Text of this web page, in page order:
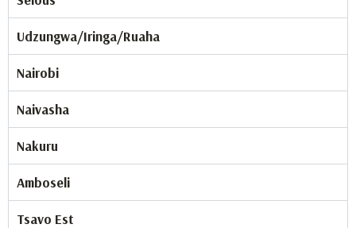
Udzungwa/Iringa/Ruaha
Nairobi
Naivasha
Nakuru
Amboseli
Tsavo Est